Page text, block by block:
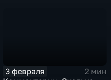
3 февраля
2 мин